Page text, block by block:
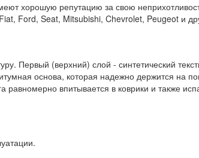
хорошую репутацию за свою
Ford, Seat, Mitsubishi, Chevrolet, Peugeot и
Первый (верхний) слой - синтетический
основа, которая надежно держится на
впитывается в коврики и также